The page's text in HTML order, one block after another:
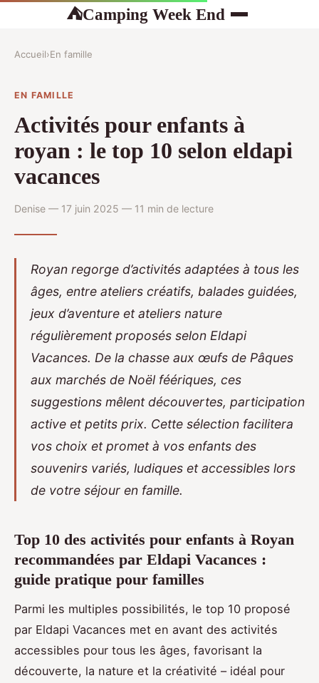
⛺Camping Week End
Accueil›En famille
EN FAMILLE
Activités pour enfants à
royan : le top 10 selon eldapi
vacances
Denise — 17 juin 2025 — 11 min de lecture
Royan regorge d’activités adaptées à tous les
âges, entre ateliers créatifs, balades guidées,
jeux d’aventure et ateliers nature
régulièrement proposés selon Eldapi
Vacances. De la chasse aux œufs de Pâques
aux marchés de Noël féériques, ces
suggestions mêlent découvertes, participation
active et petits prix. Cette sélection facilitera
vos choix et promet à vos enfants des
souvenirs variés, ludiques et accessibles lors
de votre séjour en famille.
Top 10 des activités pour enfants à Royan
recommandées par Eldapi Vacances :
guide pratique pour familles
Parmi les multiples possibilités, le top 10 proposé
par Eldapi Vacances met en avant des activités
accessibles pour tous les âges, favorisant la
découverte, la nature et la créativité – idéal pour